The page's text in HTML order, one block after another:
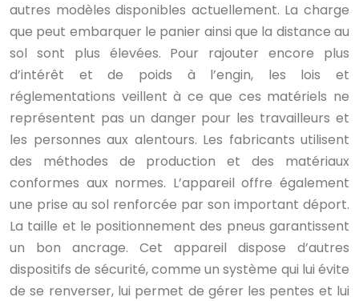
autres modèles disponibles actuellement. La charge
que peut embarquer le panier ainsi que la distance au
sol sont plus élevées. Pour rajouter encore plus
d’intérêt et de poids à l’engin, les lois et
réglementations veillent à ce que ces matériels ne
représentent pas un danger pour les travailleurs et
les personnes aux alentours. Les fabricants utilisent
des méthodes de production et des matériaux
conformes aux normes. L’appareil offre également
une prise au sol renforcée par son important déport.
La taille et le positionnement des pneus garantissent
un bon ancrage. Cet appareil dispose d’autres
dispositifs de sécurité, comme un système qui lui évite
de se renverser, lui permet de gérer les pentes et lui